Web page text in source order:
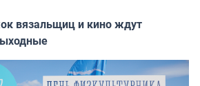
вязальщиц и кино ждут